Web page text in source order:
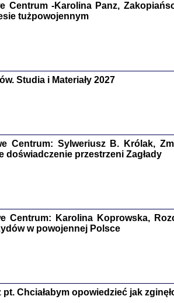
Zagłada Żydów.
Sewek Okonowski,
PISZĄCY TE SŁOWA
'z Dziennika' i inne
Józef Zelkowicz, tłum. z jidysz,
CZYTAJĄC GAZETĘ
Centrum -Karolina Panz,
tużpowojennym
Studia i Materiały 2027
Centrum: Sylweriusz B. Królak,
doświadczenie przestrzeni Zagłady
Centrum: Karolina Koprowska,
w powojennej Polsce
Chciałabym opowiedzieć jak